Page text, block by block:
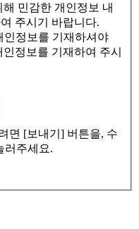
민감한 개인정보 내
주시기 바랍니다.
인정보를 기재하셔야
정보를 기재하여 주시
면 [보내기] 버튼을, 수
러주세요.